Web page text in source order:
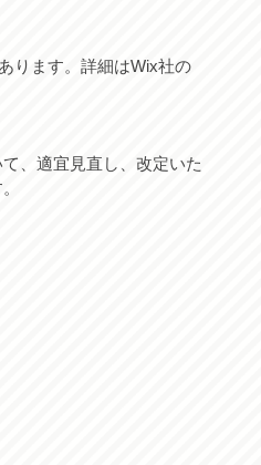
ります。詳細はWix社の
、適宜見直し、改定いた